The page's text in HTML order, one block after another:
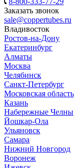
Заказать звонок
sale@coppertubes.ru
Владивосток
Ростов-на-Дону
Екатеринбург
Алматы
Москва
Челябинск
Санкт-Петербург
Московская область
Казань
Набережные Челны
Йошкар-Ола
Ульяновск
Самара
Нижний Новгород
Воронеж